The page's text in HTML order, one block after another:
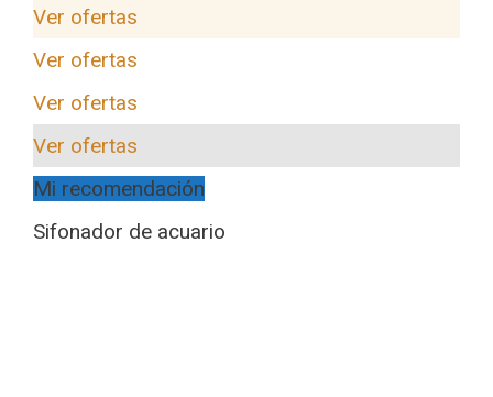
Ver ofertas
Ver ofertas
Ver ofertas
Ver ofertas
Mi recomendación
Sifonador de acuario